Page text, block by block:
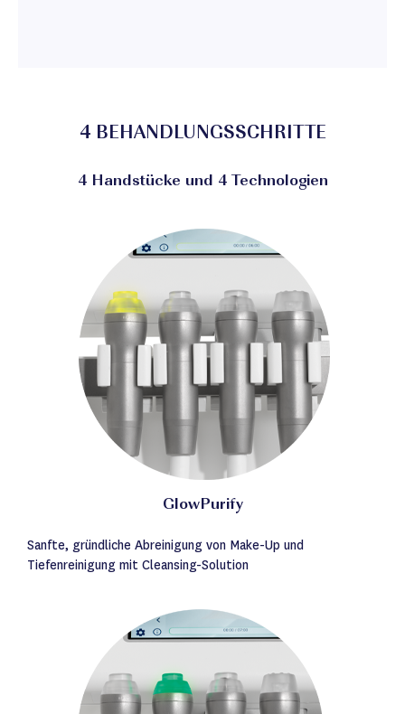
4 BEHANDLUNGSSCHRITTE
4 Handstücke und 4 Technologien
GlowPurify
Sanfte, gründliche Abreinigung von Make-Up und
Tiefenreinigung mit Cleansing-Solution